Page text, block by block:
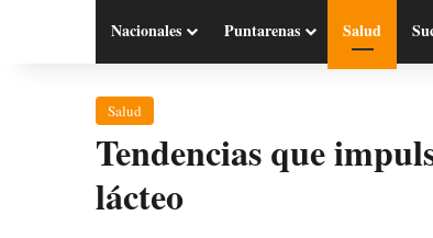
Nacionales Puntarenas Salud
Salud
Tendencias que
lácteo